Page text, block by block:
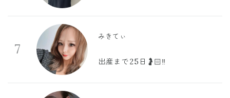
7
みきてぃ
出産まで25日🤰🏻‼️